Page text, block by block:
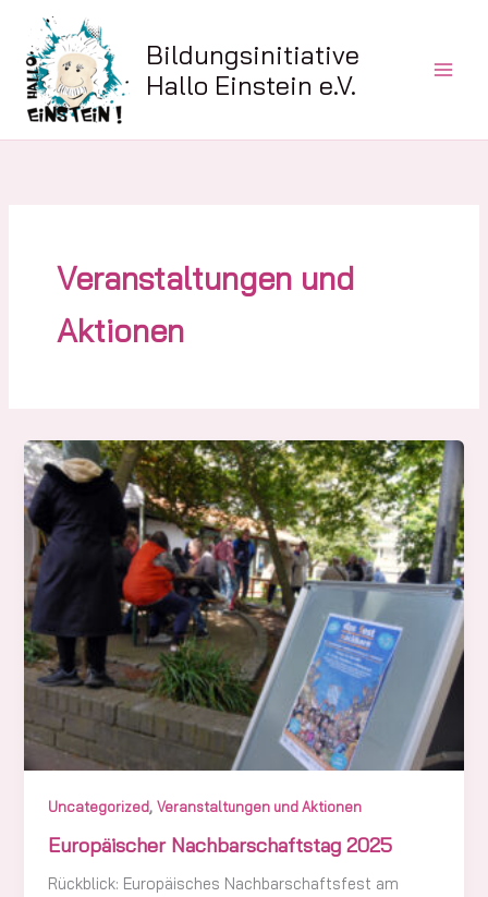
springen
Bildungsinitiative
Hallo Einstein e.V.
Veranstaltungen und
Aktionen
Uncategorized,Veranstaltungen und Aktionen
Europäischer Nachbarschaftstag 2025
Rückblick: Europäisches Nachbarschaftsfest am